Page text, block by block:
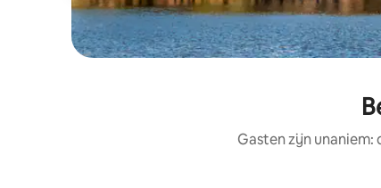
Gasten zijn